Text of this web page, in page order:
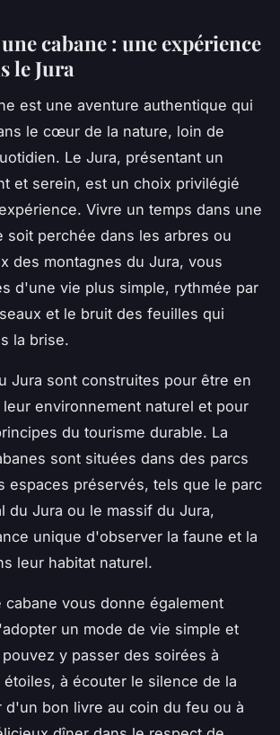
cabane : une expérience
le Jura
est une aventure authentique qui
le cœur de la nature, loin de
Le Jura, présentant un
et serein, est un choix privilégié
Vivre un temps dans une
soit perchée dans les arbres ou
des montagnes du Jura, vous
d'une vie plus simple, rythmée par
et le bruit des feuilles qui
la brise.
Jura sont construites pour être en
leur environnement naturel et pour
du tourisme durable. La
sont situées dans des parcs
espaces préservés, tels que le parc
du Jura ou le massif du Jura,
unique d'observer la faune et la
leur habitat naturel.
cabane vous donne également
un mode de vie simple et
y passer des soirées à
à écouter le silence de la
d'un bon livre au coin du feu ou à